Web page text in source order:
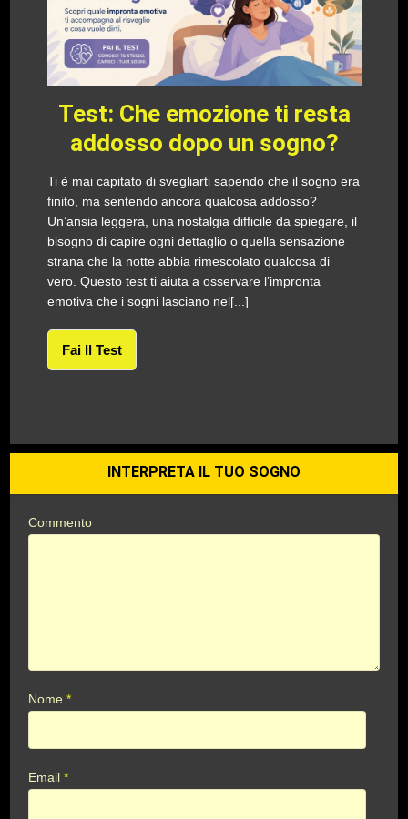
Test: Che emozione ti resta
addosso dopo un sogno?
Ti è mai capitato di svegliarti sapendo che il sogno era
finito, ma sentendo ancora qualcosa addosso?
Un’ansia leggera, una nostalgia difficile da spiegare, il
bisogno di capire ogni dettaglio o quella sensazione
strana che la notte abbia rimescolato qualcosa di
vero. Questo test ti aiuta a osservare l’impronta
emotiva che i sogni lasciano nel[...]
Fai Il Test
INTERPRETA IL TUO SOGNO
Commento
Nome*
Email*